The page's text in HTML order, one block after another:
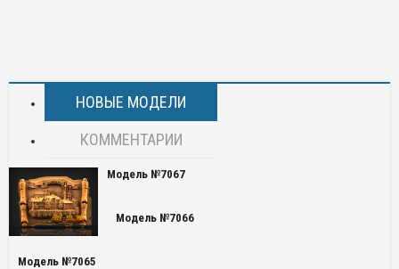
НОВЫЕ МОДЕЛИ
КОММЕНТАРИИ
Модель №7067
Модель №7066
Модель №7065